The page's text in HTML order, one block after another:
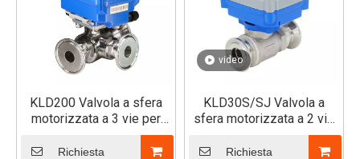
KLD200 Valvola a sfera
motorizzata a 3 vie per
assemblaggio rapido (Tri-
Clamp)
Richiesta
video
KLD30S/SJ Valvola a
sfera motorizzata a 2 vie
per assemblaggio rapido
Richiesta